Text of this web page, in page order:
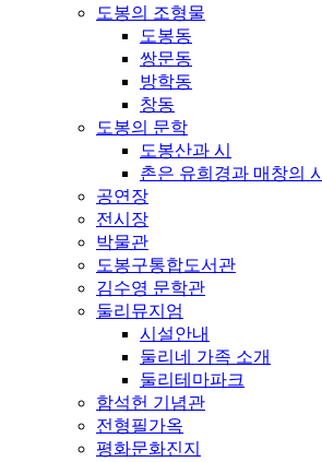
도봉의 조형물
도봉동
쌍문동
방학동
창동
도봉의 문학
도봉산과 시
촌은 유희경과 매창의 시
공연장
전시장
박물관
도봉구통합도서관
김수영 문학관
둘리뮤지엄
시설안내
둘리네 가족 소개
둘리테마파크
함석헌 기념관
전형필가옥
평화문화진지